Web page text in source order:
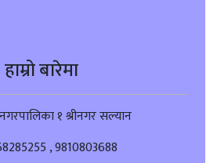
हाम्रो बारेमा
१ श्रीनगर सल्यान
, 9810803688